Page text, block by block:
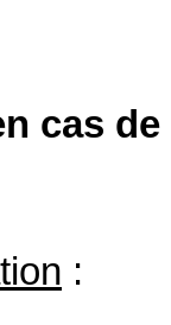
cas
: